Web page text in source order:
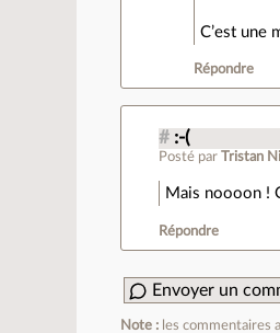
C’est une
Répondre
# :-(
Posté parTristan
Mais noooon !
Répondre
Envoyer un
Note : les commentaires